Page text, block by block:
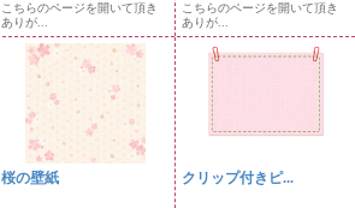
こちらのページを開いて頂き
ありが...
こちらのページを開いて頂き
ありが...
桜の壁紙 クリップ付きピ...